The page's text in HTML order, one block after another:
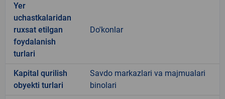
Yer
uchastkalaridan
ruxsat etilgan
foydalanish
turlari
Do'konlar
Kapital qurilish
obyekti turlari
Savdo markazlari va majmualari
binolari